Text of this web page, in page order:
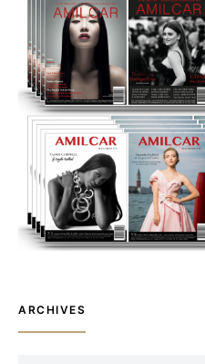
ARCHIVES